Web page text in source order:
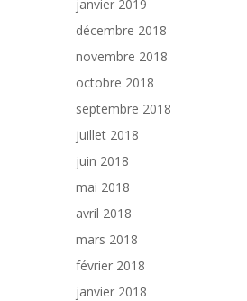
janvier 2019
décembre 2018
novembre 2018
octobre 2018
septembre 2018
juillet 2018
juin 2018
mai 2018
avril 2018
mars 2018
février 2018
janvier 2018